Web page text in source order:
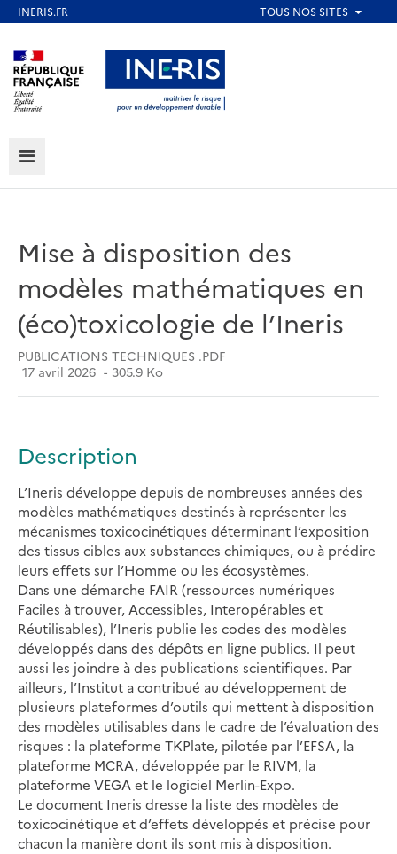
au
contenu
principal
Aller au contenu Aller au menu
Aller au pied de page
MENU
Mise à disposition des
modèles mathématiques en
(éco)toxicologie de l’Ineris
PUBLICATIONS TECHNIQUES .PDF
17 avril 2026
305.9 Ko
Description
L’Ineris développe depuis de nombreuses années des
modèles mathématiques destinés à représenter les
mécanismes toxicocinétiques déterminant l’exposition
des tissus cibles aux substances chimiques, ou à prédire
leurs effets sur l’Homme ou les écosystèmes.
Dans une démarche FAIR (ressources numériques
Faciles à trouver, Accessibles, Interopérables et
Réutilisables), l’Ineris publie les codes des modèles
développés dans des dépôts en ligne publics. Il peut
aussi les joindre à des publications scientifiques. Par
ailleurs, l’Institut a contribué au développement de
plusieurs plateformes d’outils qui mettent à disposition
des modèles utilisables dans le cadre de l’évaluation des
risques : la plateforme TKPlate, pilotée par l’EFSA, la
plateforme MCRA, développée par le RIVM, la
plateforme VEGA et le logiciel Merlin-Expo.
Le document Ineris dresse la liste des modèles de
toxicocinétique et d’effets développés et précise pour
chacun la manière dont ils sont mis à disposition.